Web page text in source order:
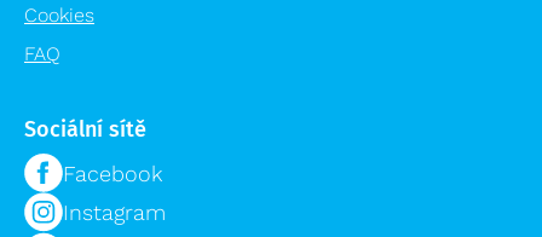
Cookies
FAQ
Sociální sítě
Facebook
Instagram